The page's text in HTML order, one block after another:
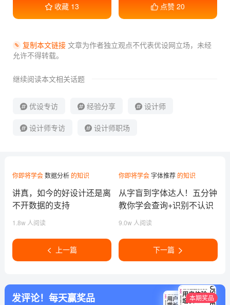
收藏 13 点赞 20
复制本文链接文章为作者独立观点不代表优设网立场， 未经
允许不得转载。
继续阅读本文相关话题
优设专访 经验分享 设计师
设计师专访 设计师职场
你即将学会数据分析的知识
讲真，如今的好设计还是离
不开数据的支持
1.8w 人阅读
上一篇
你即将学会字体推荐 的知识
从字盲到字体达人！五分钟
教你学会查询+识别不认识
的字体
9.0w 人阅读
下一篇
发评论！每天赢奖品 本期奖品